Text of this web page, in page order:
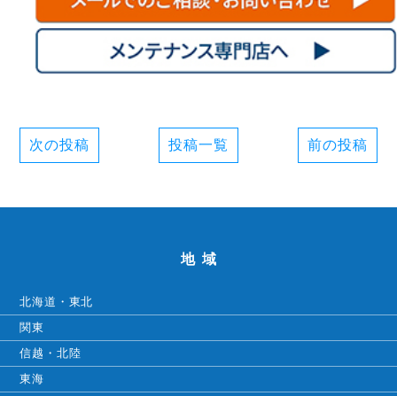
次の投稿 投稿一覧 前の投稿
地域
北海道・東北
関東
信越・北陸
東海